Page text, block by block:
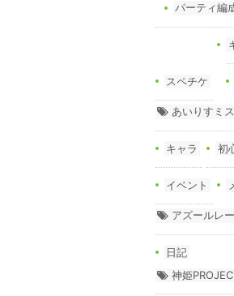
パーティ編
スペチケ
あいりすミ
キャラ 初
イベント
アズールレ
日記
神姫